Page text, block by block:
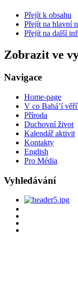
Přejít k obsahu
Přejít na hlavní
Přejít na další
Zobrazit ve
Navigace
Home-page
V co Bahá’í
Příroda
Duchovní život
Kalendář aktivit
Kontakty
English
Pro Média
Vyhledávání